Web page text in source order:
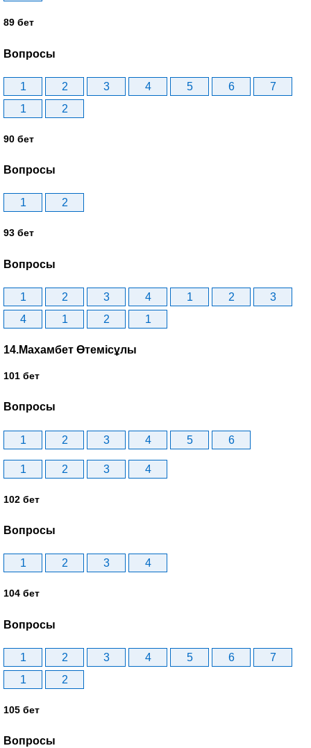
89 бет
Вопросы
1 2 3 4 5 6
7
1
2
90 бет
Вопросы
1 2
93 бет
Вопросы
1 2 3 4 1 2
3
4
1 2 1
14.Махамбет Өтемісұлы
101 бет
Вопросы
1 2 3 4 5 6
1 2 3 4
102 бет
Вопросы
1 2 3 4
104 бет
Вопросы
1 2 3 4 5 6
7
1
2
105 бет
Вопросы